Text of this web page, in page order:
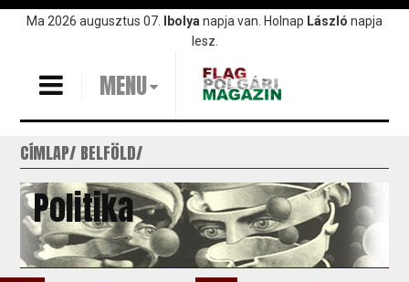
UgrásMa 2026 augusztus 07. Ibolya napja van. Holnap László napja
lesz.
MENU
CÍMLAP BELFÖLD
Politika